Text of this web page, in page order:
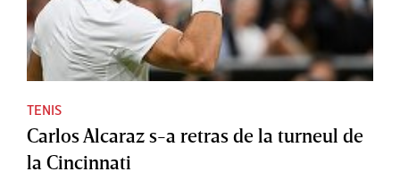
TENIS
Carlos Alcaraz s-a retras de la turneul de
la Cincinnati